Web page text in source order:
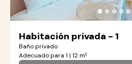
●●●●●
Habitación privada - 1
Baño privado
Adecuado para 1 | 12 m²